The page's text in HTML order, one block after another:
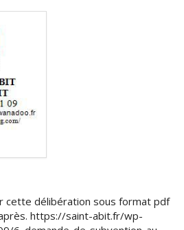
cette délibération sous format pdf
https://saint-abit.fr/wp-